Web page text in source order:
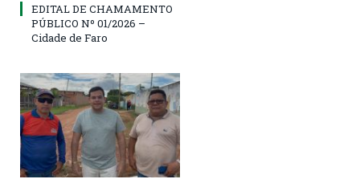
EDITAL DE CHAMAMENTO
PÚBLICO Nº 01/2026 –
Cidade de Faro